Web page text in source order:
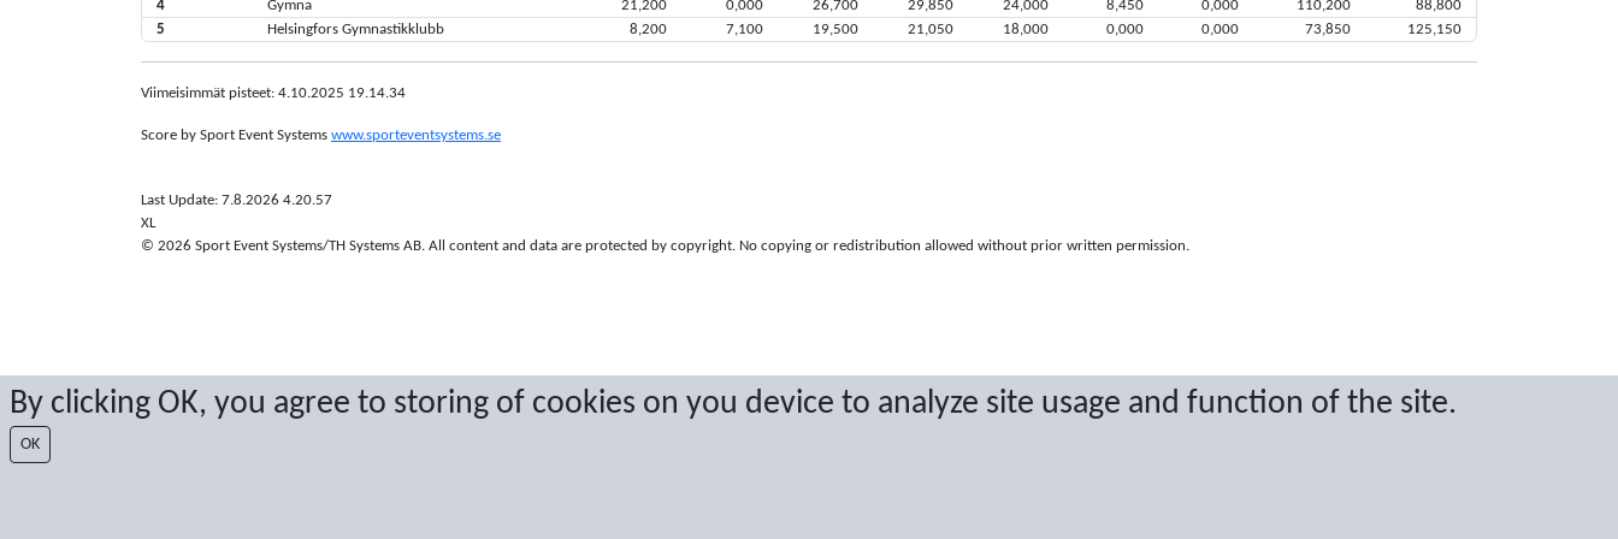
By clicking OK, you agree to storing of cookies on you device to analyze site usage and function of the site.
OK
4 Gymna 21,200 0,000 26,700 29,850 24,000 8,450 0,000 110,200
88,800
5
Helsingfors Gymnastikklubb 8,200 7,100 19,500 21,050 18,000 0,000 0,000 73,850 125,150
Viimeisimmät pisteet: 4.10.2025 19.14.34
Score by Sport Event Systems www.sporteventsystems.se
Last Update: 7.8.2026 4.20.57
XL
© 2026 Sport Event Systems/TH Systems AB. All content and data are protected by copyright. No copying or redistribution allowed without prior written permission.